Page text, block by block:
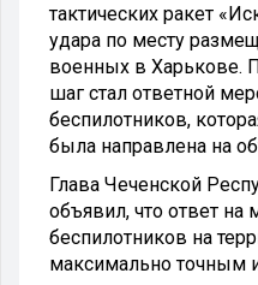
тактических ракет
удара по месту
военных в Харькове.
шаг стал ответной
беспилотников,
была направлена на
Глава Чеченской
объявил, что ответ на
беспилотников на
максимально точным